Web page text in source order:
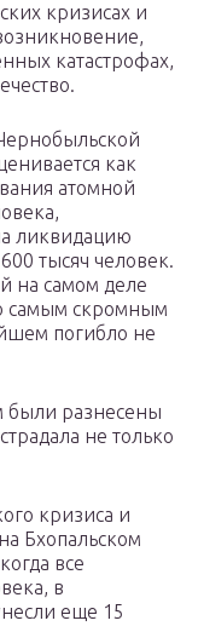
кризисах и
катастрофах,
как
атомной
ликвидацию
тысяч человек.
на самом деле
самым скромным
погибло не
были разнесены
не только
кризиса и
Бхопальском
все
в
еще 15